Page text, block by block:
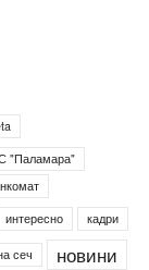
"Паламара"
интересно кадри
сеч новини